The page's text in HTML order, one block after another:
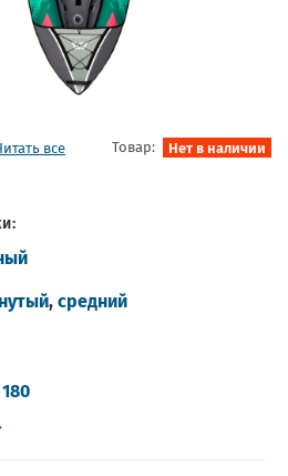
все Товар: Нет в наличии
,средний
180